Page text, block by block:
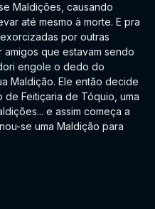
Maldições, causando
até mesmo à morte. E pra
por outras
que estavam sendo
engole o dedo do
Maldição. Ele então decide
Feitiçaria de Tóquio, uma
e assim começa a
se uma Maldição para